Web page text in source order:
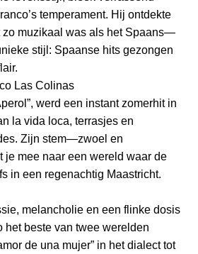
temperament. Hij ontdekte
zo muzikaal was als het Spaans—
stijl: Spaanse hits gezongen
Las Colinas
werd een instant zomerhit in
la vida loca, terrasjes en
Zijn stem—zwoel en
mee naar een wereld waar de
in een regenachtig Maastricht.
melancholie en een flinke dosis
het beste van twee werelden
de una mujer” in het dialect tot